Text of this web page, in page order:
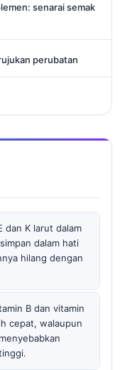
senarai semak
perubatan
dan K larut dalam
dalam hati
hilang dengan
B dan vitamin
cepat, walaupun